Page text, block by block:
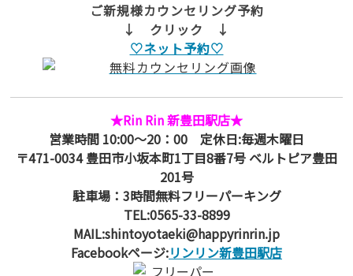
ご新規様カウンセリング予約
↓ クリック ↓
♡ネット予約♡
★Rin Rin 新豊田駅店★
営業時間 10:00～20：00 定休日:毎週木曜日
〒471-0034 豊田市小坂本町1丁目8番7号 ベルトピア豊田
201号
駐車場：3時間無料フリーパーキング
TEL:0565-33-8899
MAIL:shintoyotaeki@happyrinrin.jp
Facebookページ:リンリン新豊田駅店